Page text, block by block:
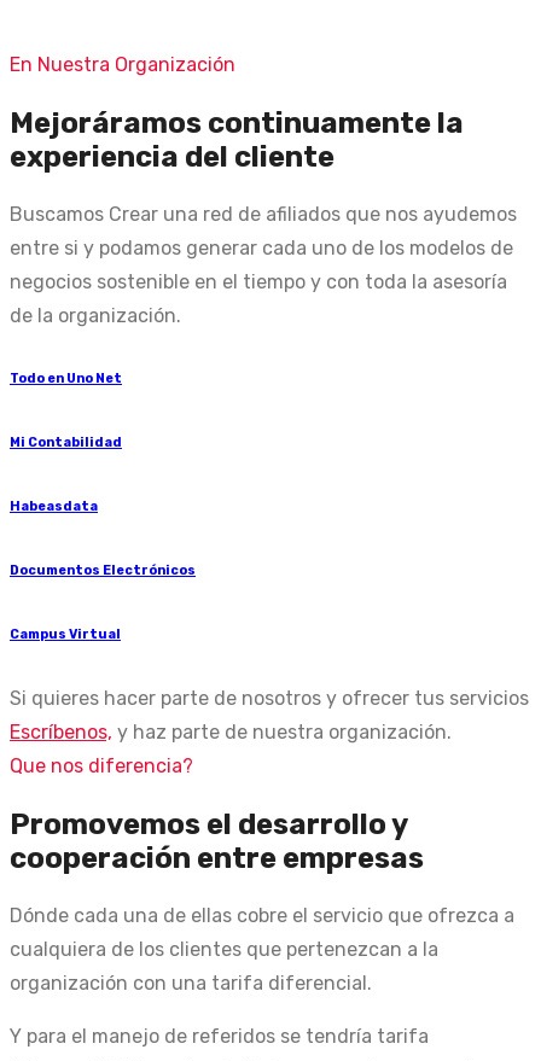
En Nuestra Organización
Mejoráramos continuamente la
experiencia del cliente
Buscamos Crear una red de afiliados que nos ayudemos
entre si y podamos generar cada uno de los modelos de
negocios sostenible en el tiempo y con toda la asesoría
de la organización.
Todo en Uno Net
Mi Contabilidad
Habeasdata
Documentos Electrónicos
Campus Virtual
Si quieres hacer parte de nosotros y ofrecer tus servicios
Escríbenos, y haz parte de nuestra organización.
Que nos diferencia?
Promovemos el desarrollo y
cooperación entre empresas
Dónde cada una de ellas cobre el servicio que ofrezca a
cualquiera de los clientes que pertenezcan a la
organización con una tarifa diferencial.
Y para el manejo de referidos se tendría tarifa